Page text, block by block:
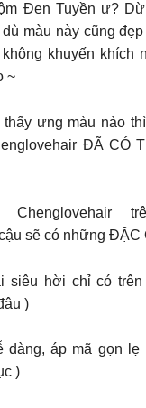
Đen Tuyền ư?
màu này cũng
khuyến khích
~
ưng màu nào
ĐÃ CÓ
Chenglovehair
sẽ có những ĐẶC
siêu hời chỉ có trên
)
dàng, áp mã gọn lẹ
)